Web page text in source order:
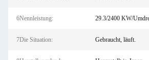
6Nennleistung: 29.3/2400 KW/
7Die Situation: Gebraucht, läuft.